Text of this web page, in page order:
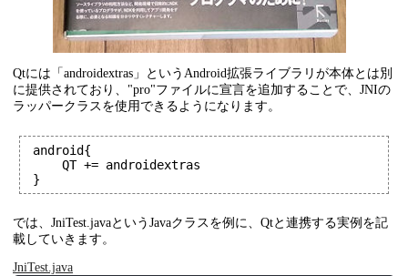
Qtには「androidextras」というAndroid拡張ライブラリが本体とは別
に提供されており、"pro"ファイルに宣言を追加することで、JNIの
ラッパークラスを使用できるようになります。
android{
}
では、JniTest.javaというJavaクラスを例に、Qtと連携する実例を記
載していきます。
JniTest.java